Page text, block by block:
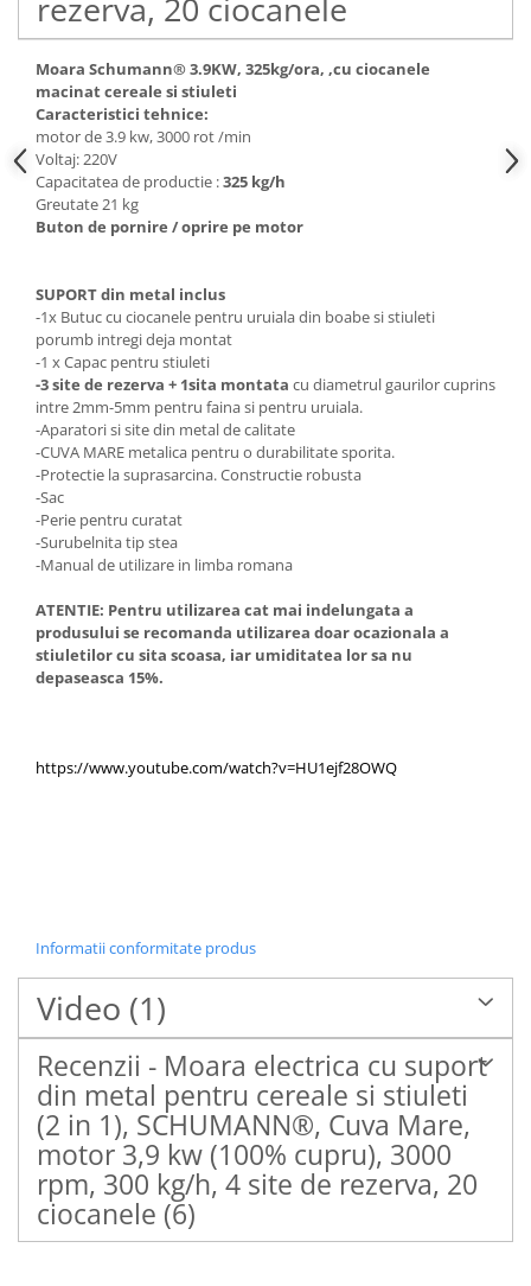
Moara Schumann® 3.9KW, 325kg/ora, ,cu ciocanele
macinat cereale si stiuleti
Caracteristici tehnice:
motor de 3.9 kw, 3000 rot /min
Voltaj: 220V
Capacitatea de productie :325 kg/h
Greutate 21 kg
Buton de pornire / oprire pe motor
SUPORT din metal inclus
-1x Butuc cu ciocanele pentru uruiala din boabe si stiuleti
porumb intregi deja montat
-1 x Capac pentru stiuleti
-3 site de rezerva + 1sita montata cu diametrul gaurilor cuprins
intre 2mm-5mm pentru faina si pentru uruiala.
-Aparatori si site din metal de calitate
-CUVA MARE metalica pentru o durabilitate sporita.
-Protectie la suprasarcina. Constructie robusta
-Sac
-Perie pentru curatat
-Surubelnita tip stea
-Manual de utilizare in limba romana
ATENTIE: Pentru utilizarea cat mai indelungata a
produsului se recomanda utilizarea doar ocazionala a
stiuletilor cu sita scoasa, iar umiditatea lor sa nu
depaseasca 15%.
https://www.youtube.com/watch?v=HU1ejf28OWQ
Informatii conformitate produs
Video (1)
Recenzii - Moara electrica cu suport
din metal pentru cereale si stiuleti
(2 in 1), SCHUMANN®, Cuva Mare,
motor 3,9 kw (100% cupru), 3000
rpm, 300 kg/h, 4 site de rezerva, 20
ciocanele (6)